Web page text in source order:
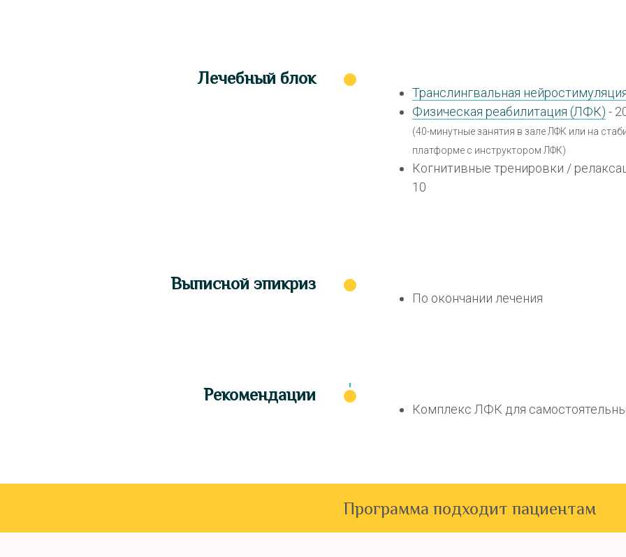
Лечебный блок
Транслингвальная
Физическая реабилитация (ЛФК) -
(40-минутные занятия в зале ЛФК или на
платформе с инструктором ЛФК)
Когнитивные тренировки /
10
Выписной эпикриз
По окончании лечения
Рекомендации
Комплекс ЛФК для
Программа подходит пациентам